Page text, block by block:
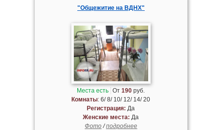
"Общежитие на ВДНХ"
Места есть От190 руб.
Комнаты: 6/ 8/ 10/ 12/ 14/ 20
Регистрация: Да
Женские места: Да
Фото/подробнее